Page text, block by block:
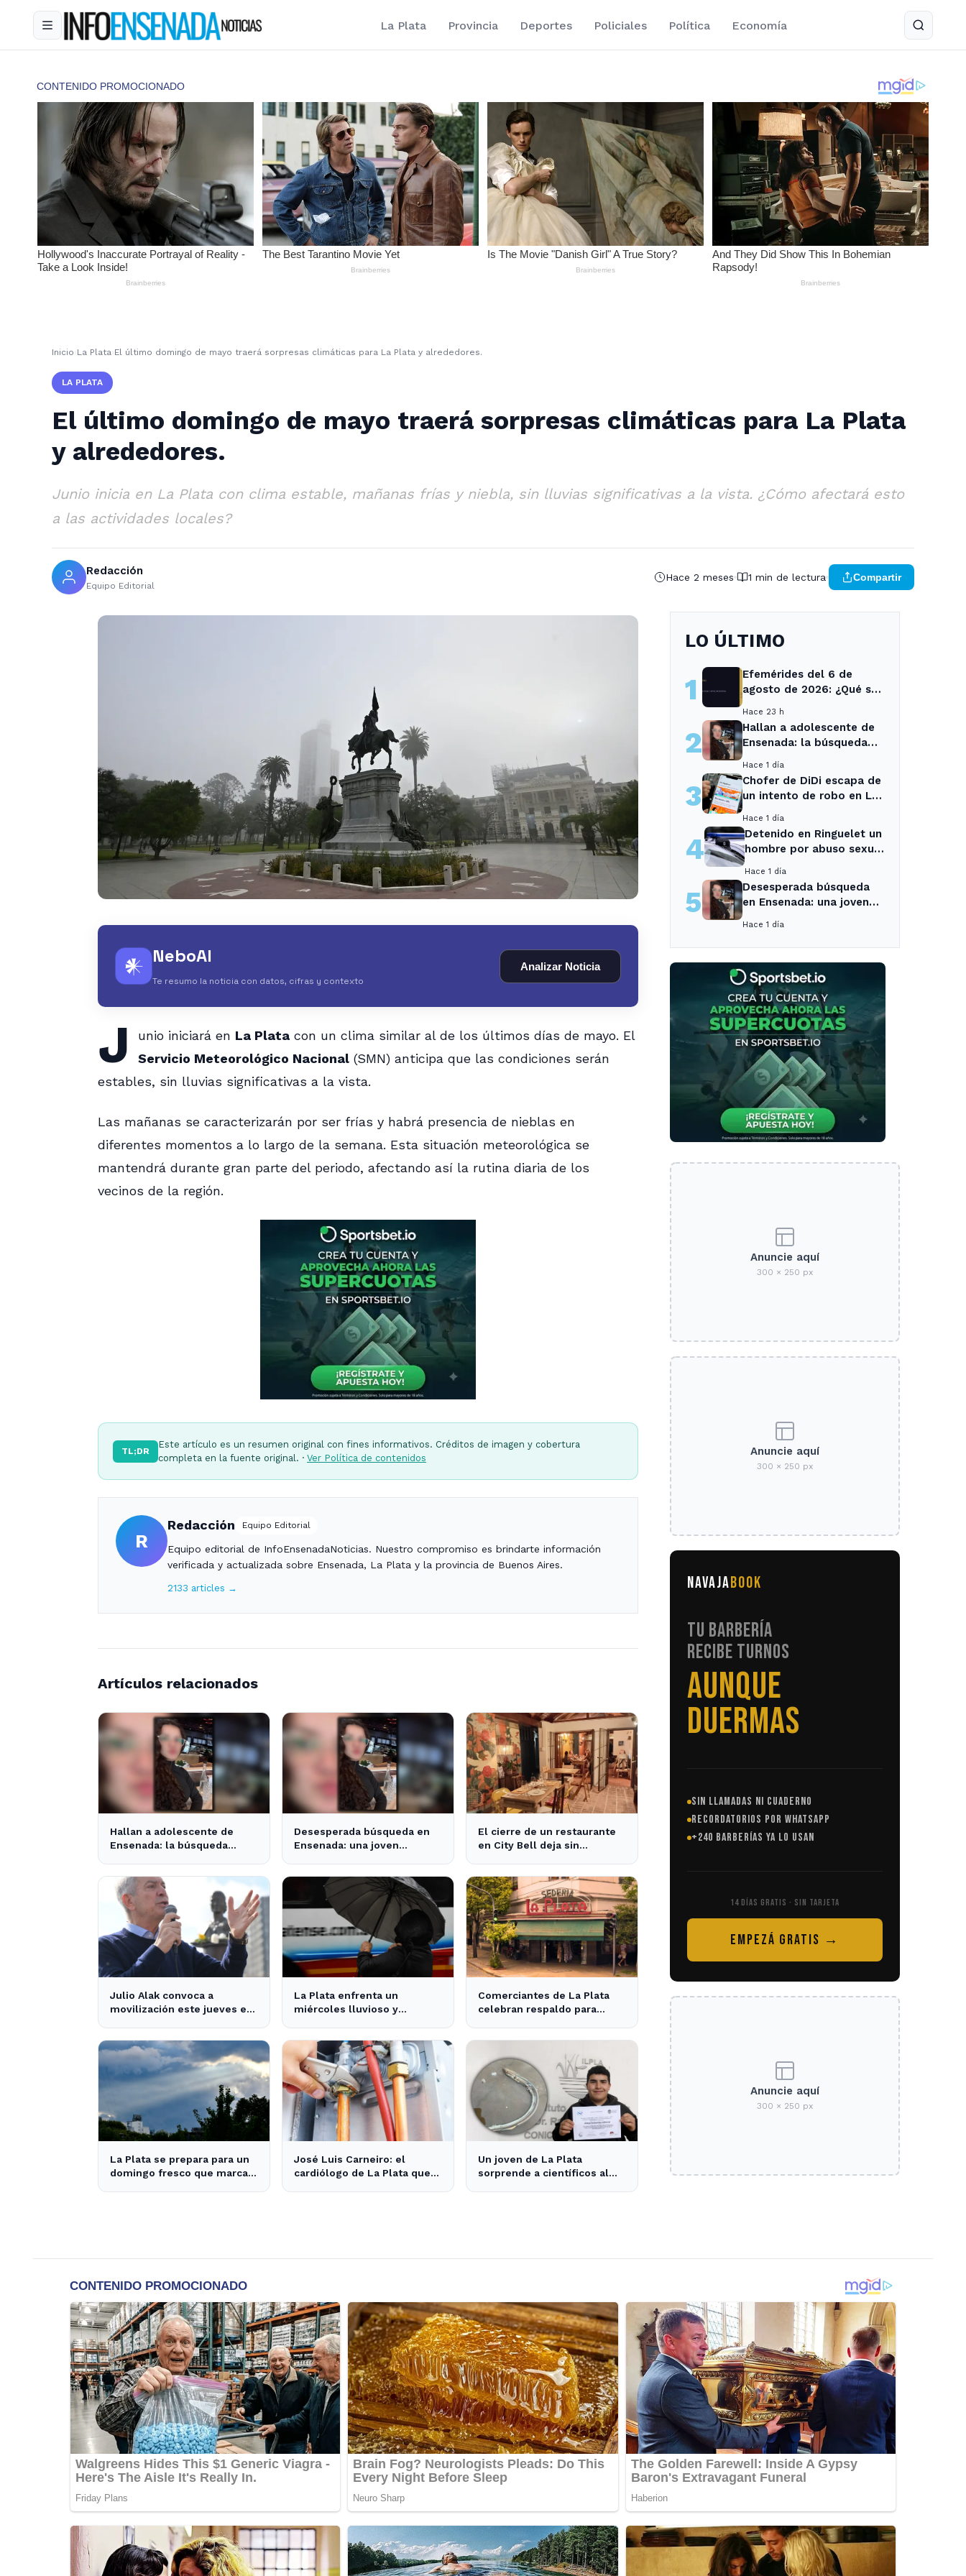
La Plata Provincia Deportes Policiales Política Economía
Inicio ›La Plata›El último domingo de mayo traerá sorpresas climáticas para La Plata y alrededores.
LA PLATA
El último domingo de mayo traerá sorpresas climáticas para La Plata
y alrededores.
Junio inicia en La Plata con clima estable, mañanas frías y niebla, sin lluvias significativas a la vista. ¿Cómo afectará esto
a las actividades locales?
Redacción
Equipo Editorial
Hace 2 meses 1 min de lectura Compartir
𒀭 NeboAI
Te resumo la noticia con datos, cifras y contexto
Analizar Noticia
J unio iniciará en La Platacon un clima similar al de los últimos días de mayo. El
Servicio Meteorológico Nacional(SMN) anticipa que las condiciones serán
estables, sin lluvias significativas a la vista.
Las mañanas se caracterizarán por ser frías y habrá presencia de nieblas en
diferentes momentos a lo largo de la semana. Esta situación meteorológica se
mantendrá durante gran parte del periodo, afectando así la rutina diaria de los
vecinos de la región.
TL;DR
Este artículo es un resumen original con fines informativos. Créditos de imagen y cobertura
completa en la fuente original. · Ver Política de contenidos
R
Redacción Equipo Editorial
Equipo editorial de InfoEnsenadaNoticias. Nuestro compromiso es brindarte información
verificada y actualizada sobre Ensenada, La Plata y la provincia de Buenos Aires.
2133 articles →
Artículos relacionados
Hallan a adolescente de
Ensenada: la búsqueda
Desesperada búsqueda en
Ensenada: una joven
El cierre de un restaurante
en City Bell deja sin
Julio Alak convoca a
movilización este jueves en
La Plata enfrenta un
miércoles lluvioso y
libre
Comerciantes de La Plata
celebran respaldo para
La Plata se prepara para un
domingo fresco que marca
José Luis Carneiro: el
cardiólogo de La Plata que
Un joven de La Plata
sorprende a científicos al
LO ÚLTIMO
1
Efemérides del 6 de
agosto de 2026: ¿Qué se
Hace 23 h
2
Hallan a adolescente de
Ensenada: la búsqueda
Hace 1 día
3
Chofer de DiDi escapa de
un intento de robo en La
arrestada
Hace 1 día
4
Detenido en Ringuelet un
hombre por abuso sexual
Hace 1 día
5
Desesperada búsqueda
en Ensenada: una joven
Hace 1 día
Anuncie aquí
300 × 250 px
Anuncie aquí
300 × 250 px
NAVAJABOOK
TU BARBERÍA
RECIBE TURNOS
SIN LLAMADAS
SIN LLAMADAS NI CUADERNO
RECORDATORIOS POR WHATSAPP
+240 BARBERÍAS YA LO USAN
14 DÍAS GRATIS · SIN TARJETA
EMPEZÁ GRATIS →
Anuncie aquí
300 × 250 px